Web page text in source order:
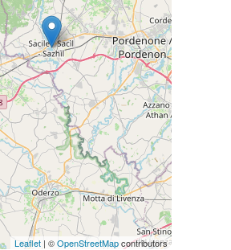
Leaflet | ©OpenStreetMapcontributors